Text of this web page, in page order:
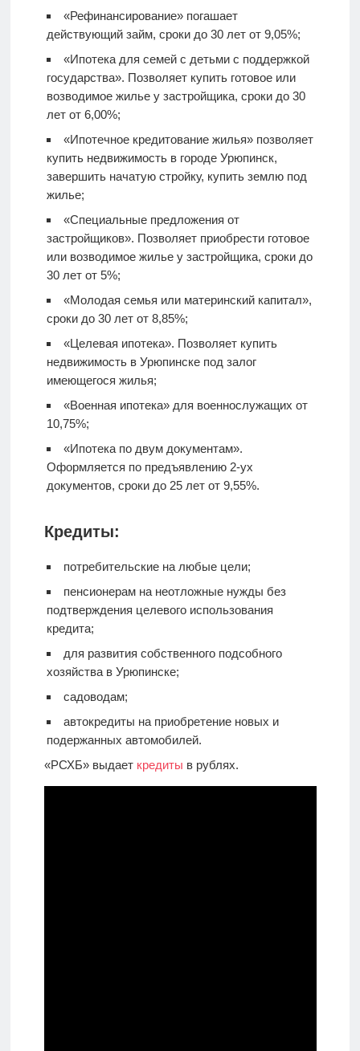
«Рефинансирование» погашает
действующий займ, сроки до 30 лет от 9,05%;
«Ипотека для семей с детьми с поддержкой
государства». Позволяет купить готовое или
возводимое жилье у застройщика, сроки до 30
лет от 6,00%;
«Ипотечное кредитование жилья» позволяет
купить недвижимость в городе Урюпинск,
завершить начатую стройку, купить землю под
жилье;
«Специальные предложения от
застройщиков». Позволяет приобрести готовое
или возводимое жилье у застройщика, сроки до
30 лет от 5%;
«Молодая семья или материнский капитал»,
сроки до 30 лет от 8,85%;
«Целевая ипотека». Позволяет купить
недвижимость в Урюпинске под залог
имеющегося жилья;
«Военная ипотека» для военнослужащих от
10,75%;
«Ипотека по двум документам».
Оформляется по предъявлению 2-ух
документов, сроки до 25 лет от 9,55%.
Кредиты:
потребительские на любые цели;
пенсионерам на неотложные нужды без
подтверждения целевого использования
кредита;
для развития собственного подсобного
хозяйства в Урюпинске;
садоводам;
автокредиты на приобретение новых и
подержанных автомобилей.
«РСХБ» выдает кредиты в рублях.